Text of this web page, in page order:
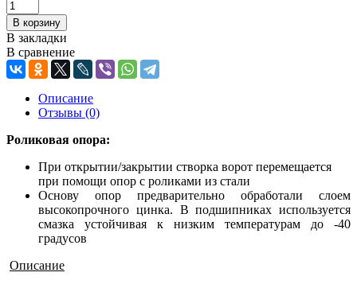
В закладки
В сравнение
Описание
Отзывы (0)
Роликовая опора:
При открытии/закрытии створка ворот перемещается
при помощи опор с роликами из стали
Основу опор предварительно обработали слоем
высокопрочного цинка. В подшипниках используется
смазка устойчивая к низким температурам до -40
градусов
Описание